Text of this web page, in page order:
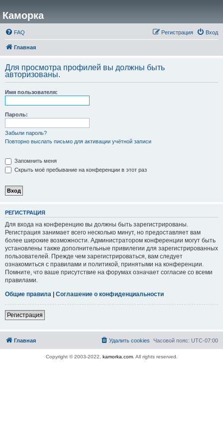
Каморка
FAQ Вход
Регистрация
Главная
Для просмотра профилей вы должны быть
авторизованы.
Имя пользователя:
Пароль:
Забыли пароль?
Повторно выслать письмо для активации учётной записи
Запомнить меня
Скрыть моё пребывание на конференции в этот раз
РЕГИСТРАЦИЯ
Для входа на конференцию вы должны быть зарегистрированы.
Регистрация занимает всего несколько минут, но предоставляет вам
более широкие возможности. Администратором конференции могут быть
установлены также дополнительные привилегии для зарегистрированных
пользователей. Прежде чем зарегистрироваться, вам следует
ознакомиться с правилами и политикой, принятыми на конференции.
Помните, что ваше присутствие на форумах означает согласие со всеми
правилами.
Общие правила | Соглашение о конфиденциальности
Регистрация
Главная Часовой пояс: UTC-07:00
Удалить cookies
Copyright © 2003-2022, kamorka.com. All rights reserved.